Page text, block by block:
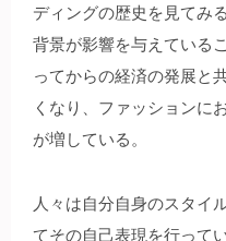
ディングの歴史を見てみ
背景が影響を与えている
ってからの経済の発展と
くなり、ファッションに
が増している。
人々は自分自身のスタイ
てその自己表現を行って